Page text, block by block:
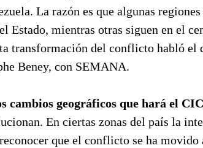
La razón es que algunas
Estado, mientras otras siguen en el
transformación del conflicto habló el
Beney, con SEMANA.
cambios geográficos que hará el
En ciertas zonas del país la
que el conflicto se ha movido